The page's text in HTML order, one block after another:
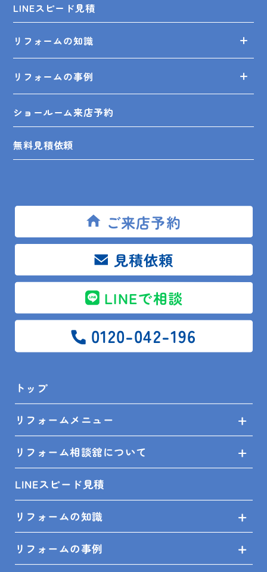
トップ
リフォームメニュー
リフォーム相談舘について
LINEスピード見積
リフォームの知識
リフォームの事例
ご来店予約
見積依頼
LINEで相談
0120-042-196
LINEスピード見積
リフォームの知識
リフォームの事例
ショールーム来店予約
無料見積依頼
プライバシーポリシー
〒292-0055 木更津市朝日3-10-9
館山店 〒294-0054 館山市湊510-1
＼フォローお願いします／
©2026AWAJYUリフォーム相談舘